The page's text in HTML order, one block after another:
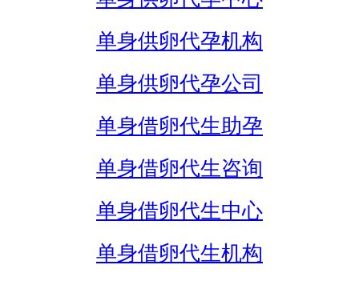
单身供卵代孕机构
单身供卵代孕公司
单身借卵代生助孕
单身借卵代生咨询
单身借卵代生中心
单身借卵代生机构